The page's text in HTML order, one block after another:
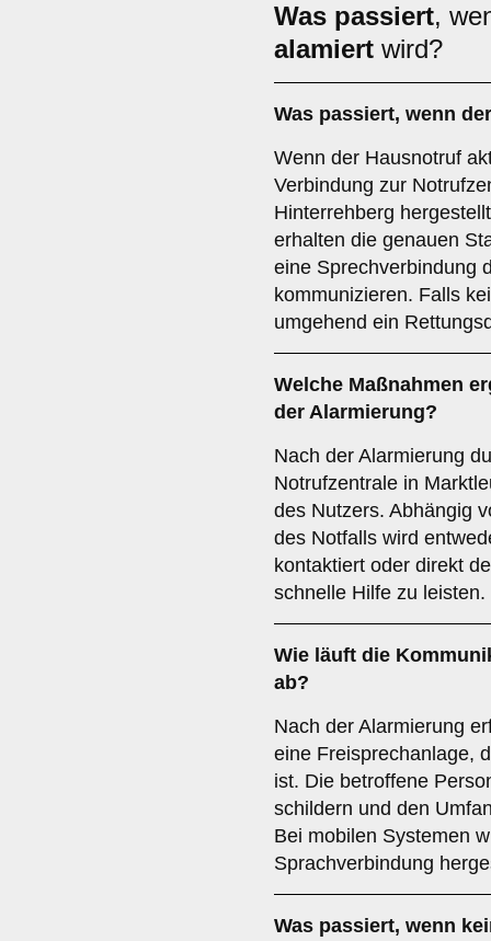
Was passiert,
alamiert wird?
Was passiert, wenn
Wenn der Hausnotruf
Verbindung zur
Hinterrehberg
erhalten die genauen
eine Sprechverbindung
kommunizieren. Falls
umgehend ein
Welche Maßnahmen
der Alarmierung?
Nach der Alarmierung
Notrufzentrale in
des Nutzers. Abhängig
des Notfalls wird
kontaktiert oder direkt
schnelle Hilfe zu leisten.
Wie läuft die
ab?
Nach der Alarmierung
eine Freisprechanlage,
ist. Die betroffene
schildern und den
Bei mobilen Systemen
Sprachverbindung
Was passiert, wenn